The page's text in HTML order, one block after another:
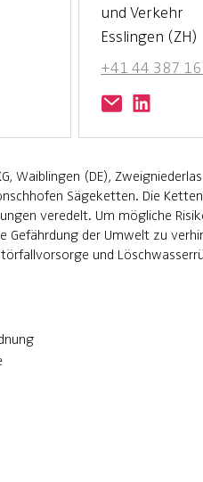
und Verkehr
Esslingen (ZH)
+41 44 387
Waiblingen (DE),
Sägeketten. Die
veredelt. Um mögliche
Gefährdung der Umwelt zu
und